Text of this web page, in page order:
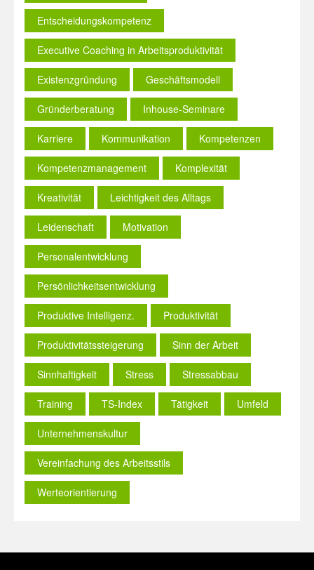
Entscheidungskompetenz
Executive Coaching in Arbeitsproduktivität
Existenzgründung Geschäftsmodell
Gründerberatung Inhouse-Seminare
Karriere Kommunikation Kompetenzen
Kompetenzmanagement Komplexität
Kreativität Leichtigkeit des Alltags
Leidenschaft Motivation
Personalentwicklung
Persönlichkeitsentwicklung
Produktive Intelligenz. Produktivität
Produktivitätssteigerung Sinn der Arbeit
Sinnhaftigkeit Stress Stressabbau
Training TS-Index Tätigkeit Umfeld
Unternehmenskultur
Vereinfachung des Arbeitsstils
Werteorientierung